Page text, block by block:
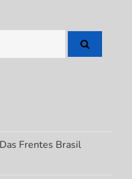
Frentes Brasil